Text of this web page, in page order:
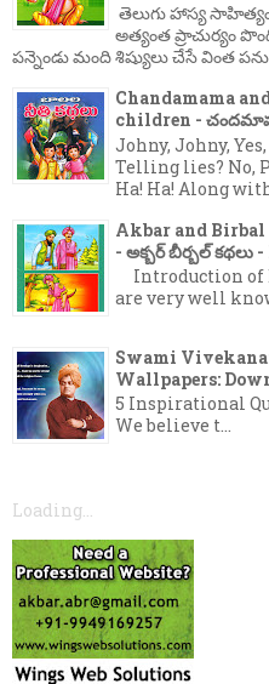
తెలుగు హాస్య
అత్యంత ప్రాచుర్యం
పన్నెండు మంది శిష్యులు చేసే వింత
Chandamama
children -
Johny, Johny,
Telling lies? No,
Ha! Ha! Along
Akbar and Birbal
- అక్బర్ బీర్బల్
Introduction of
are very well
Swami
Wallpapers:
5 Inspirational
We believe t...
Loading...